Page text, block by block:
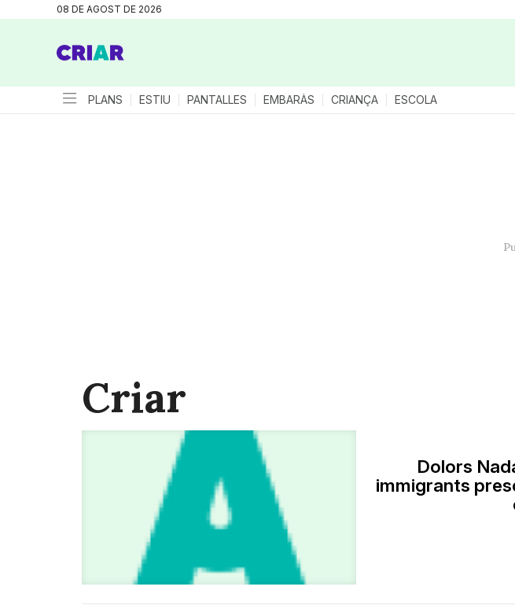
08 DE AGOST DE 2026
PLANS ESTIU PANTALLES EMBARÀS CRIANÇA ESCOLA
Criar
Dolors
immigrants